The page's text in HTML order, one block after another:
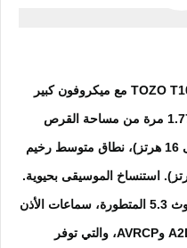
[جودة صوت ستيريو] إن سماعات TOZO T10 مع ميكروفون كبير
الحجم 8 مم (مساحة القرص أكبر 1.77 مرة من مساحة القرص
العادي)، توفر صوتا قويا (الحد الأدنى 16 هرتز)، نطاق متوسط رخيم
[بلوتوث 5.3] الميزات مع تقنية بلوتوث 5.3 المتطورة، سماعات الأذن
TOZO T10 تدعم HSP وHFP وA2DP وAVRCP، والتي توفر